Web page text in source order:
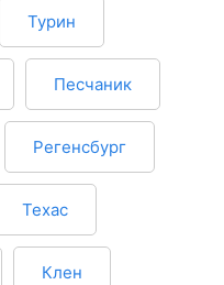
Турин
Песчаник
Регенсбург
Техас
Клен